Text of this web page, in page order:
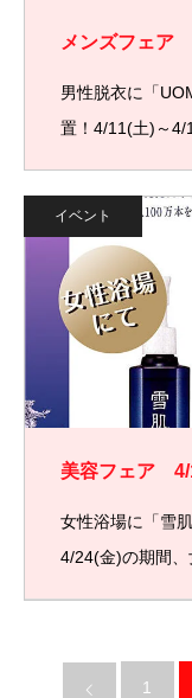
メンズフェア
男性脱衣に「
置！4/11(土)～4/
イベント
美容フェア 4/
女性浴場に「雪
4/24(金)の期間
1